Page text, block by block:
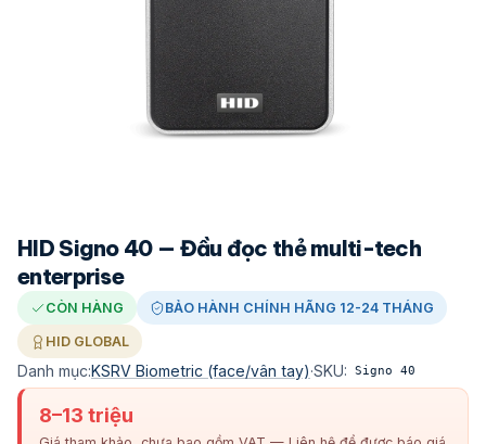
HID Signo 40 — Đầu đọc thẻ multi-tech
enterprise
CÒN HÀNG BẢO HÀNH CHÍNH HÃNG 12-24 THÁNG
HID GLOBAL
Danh mục:KSRV Biometric (face/vân tay)·SKU: Signo 40
8–13 triệu